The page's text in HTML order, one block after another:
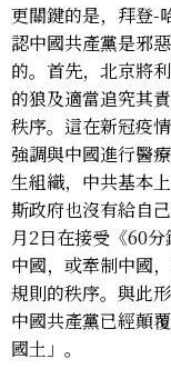
更關鍵的是，拜登-
認中國共產黨是邪
的。首先，北京將
的狼及適當追究其
秩序。這在新冠疫
強調與中國進行醫
生組織，中共基本
斯政府也沒有給自
月2日在接受《60
中國，或牽制中國
規則的秩序。與此
中國共產黨已經顛
國土」。